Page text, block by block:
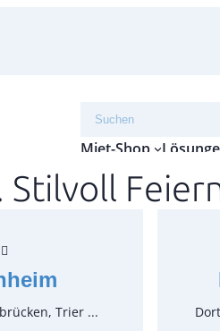
Suchen
Miet-Shop
Preise:
Trier ...